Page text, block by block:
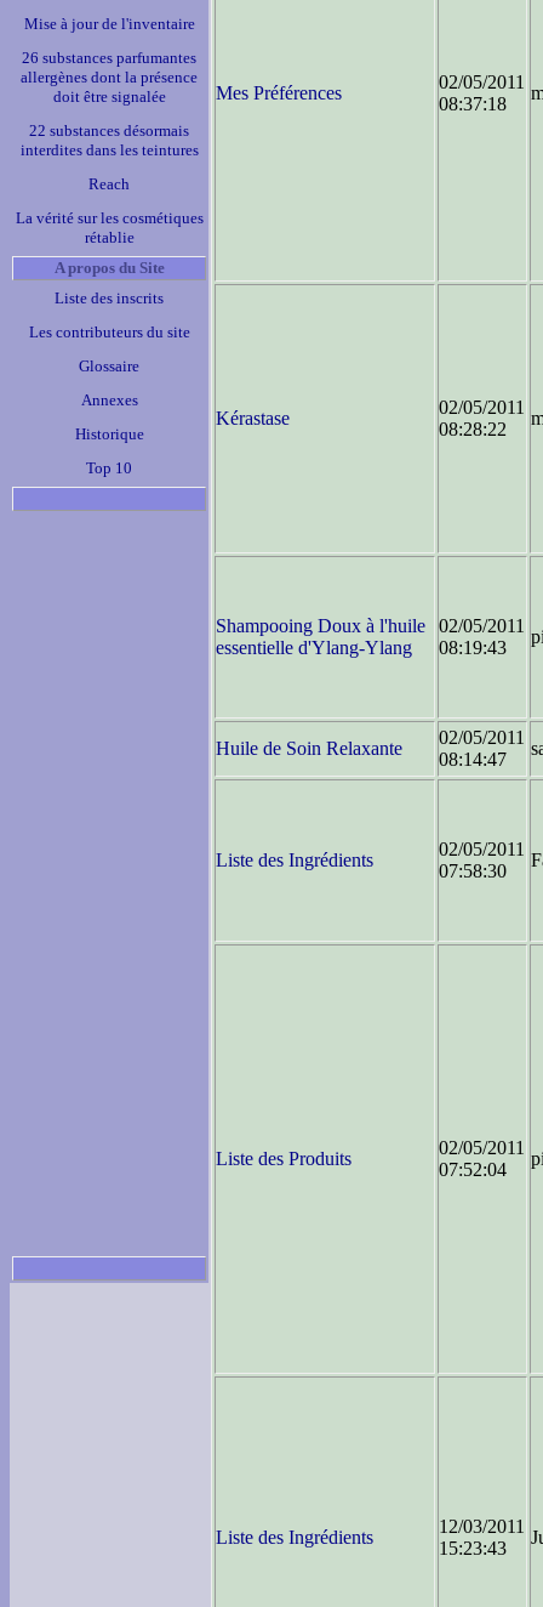
Mise à jour de l'inventaire
26 substances parfumantes
allergènes dont la présence
doit être signalée
22 substances désormais
interdites dans les teintures
Reach
La vérité sur les cosmétiques
rétablie
A propos du Site
Liste des inscrits
Les contributeurs du site
Glossaire
Annexes
Historique
Top 10
Mes Préférences
02/05/2011
08:37:18
Kérastase
02/05/2011
08:28:22
Shampooing Doux à l'huile
essentielle d'Ylang-Ylang
02/05/2011
08:19:43
Huile de Soin Relaxante
02/05/2011
08:14:47
Liste des Ingrédients
02/05/2011
07:58:30
Liste des Produits
02/05/2011
07:52:04
Liste des Ingrédients
12/03/2011
15:23:43